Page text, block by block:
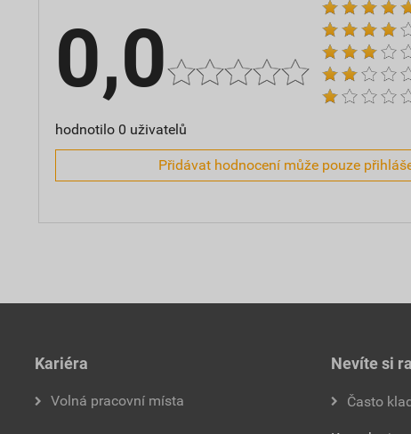
0,0
hodnotilo 0 uživatelů
Přidávat hodnocení může pouze
Kariéra
Volná pracovní místa
Nevíte si
Často